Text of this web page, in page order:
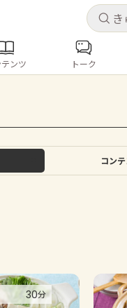
インするとレシピを保存できます
コ
ピ
とうもろ
ンツ トーク
コン
30分